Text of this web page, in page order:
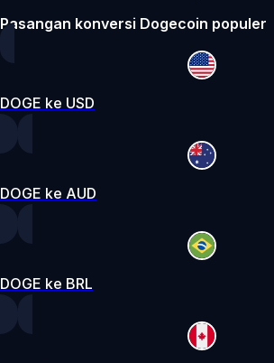
Pasangan konversi Dogecoin populer
DOGE ke USD
DOGE ke AUD
DOGE ke BRL